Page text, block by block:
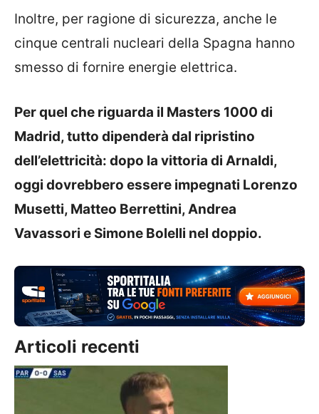
Inoltre, per ragione di sicurezza, anche le
cinque centrali nucleari della Spagna hanno
smesso di fornire energie elettrica.
Per quel che riguarda il Masters 1000 di
Madrid, tutto dipenderà dal ripristino
dell’elettricità: dopo la vittoria di Arnaldi,
oggi dovrebbero essere impegnati Lorenzo
Musetti, Matteo Berrettini, Andrea
Vavassori e Simone Bolelli nel doppio.
Articoli recenti